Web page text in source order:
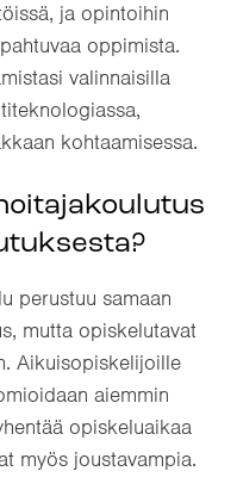
ja opintoihin
oppimista.
valinnaisilla
kohtaamisessa.
perustuu samaan
mutta opiskelutavat
Aikuisopiskelijoille
aiemmin
opiskeluaikaa
myös joustavampia.